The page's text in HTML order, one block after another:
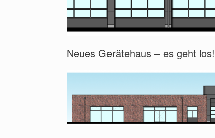
Neues Gerätehaus – es geht los!